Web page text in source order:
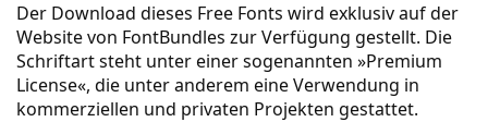
Der Download dieses Free Fonts wird exklusiv auf der
Website von FontBundles zur Verfügung gestellt. Die
Schriftart steht unter einer sogenannten »Premium
License«, die unter anderem eine Verwendung in
kommerziellen und privaten Projekten gestattet.